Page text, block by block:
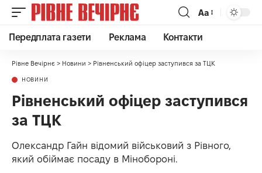
Аа
Передплата газети Реклама Контакти
Рівне Вечірнє > Новини > Рівненський офіцер заступився за ТЦК
НОВИНИ
Рівненський офіцер заступився
за ТЦК
Олександр Гайн відомий військовий з Рівного,
який обіймає посаду в Мінобороні.